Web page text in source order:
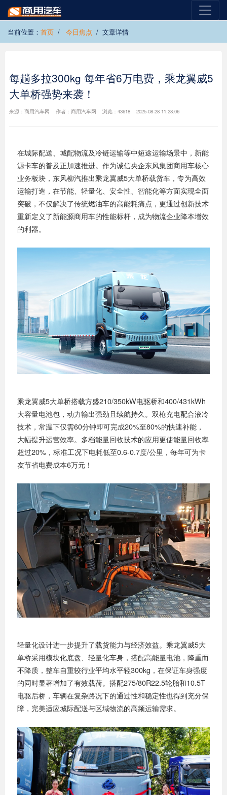
当前位置： 首页 今日焦点 文章详情
每趟多拉300kg 每年省6万电费，乘龙翼威5
大单桥强势来袭！
来源：商用汽车网 作者：商用汽车网 浏览：43618 2025-08-28 11:28:06
在城际配送、城配物流及冷链运输等中短途运输场景中，新能
源卡车的普及正加速推进。作为诚信央企东风集团商用车核心
业务板块，东风柳汽推出乘龙翼威5大单桥载货车，专为高效
运输打造，在节能、轻量化、安全性、智能化等方面实现全面
突破，不仅解决了传统燃油车的高能耗痛点，更通过创新技术
重新定义了新能源商用车的性能标杆，成为物流企业降本增效
的利器。
乘龙翼威5大单桥搭载方盛210/350kW电驱桥和400/431kWh
大容量电池包，动力输出强劲且续航持久。双枪充电配合液冷
技术，常温下仅需60分钟即可完成20%至80%的快速补能，
大幅提升运营效率。多档能量回收技术的应用更使能量回收率
超过20%，标准工况下电耗低至0.6-0.7度/公里，每年可为卡
友节省电费成本6万元！
轻量化设计进一步提升了载货能力与经济效益。乘龙翼威5大
单桥采用模块化底盘、轻量化车身，搭配高能量电池，降重而
不降质，整车自重较行业平均水平轻300kg，在保证车身强度
的同时显著增加了有效载荷。搭配275/80R22.5轮胎和10.5T
电驱后桥，车辆在复杂路况下的通过性和稳定性也得到充分保
障，完美适应城际配送与区域物流的高频运输需求。